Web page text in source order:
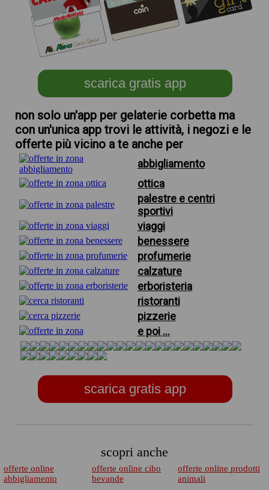
scarica gratis app
non solo un'app per gelaterie corbetta ma
con un'unica app trovi le attività, i negozi e le
offerte più vicino a te anche per
abbigliamento
ottica
palestre e centri
sportivi
viaggi
benessere
profumerie
calzature
erboristeria
ristoranti
pizzerie
e poi ...
scarica gratis app
scopri anche
offerte online
abbigliamento
offerte online cibo
bevande
offerte online prodotti
animali